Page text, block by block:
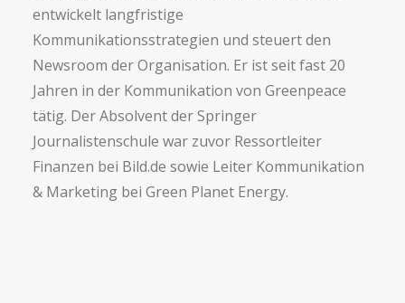
entwickelt langfristige
Kommunikationsstrategien und steuert den
Newsroom der Organisation. Er ist seit fast 20
Jahren in der Kommunikation von Greenpeace
tätig. Der Absolvent der Springer
Journalistenschule war zuvor Ressortleiter
Finanzen bei Bild.de sowie Leiter Kommunikation
& Marketing bei Green Planet Energy.